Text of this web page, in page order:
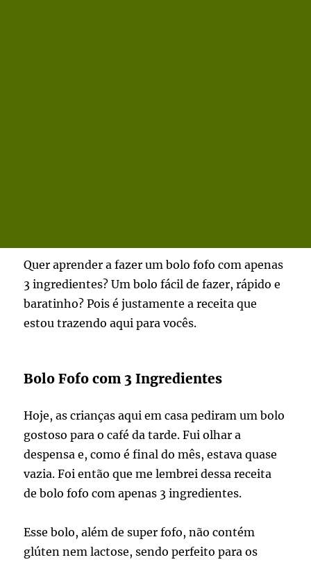
Quer aprender a fazer um bolo fofo com apenas
3 ingredientes? Um bolo fácil de fazer, rápido e
baratinho? Pois é justamente a receita que
estou trazendo aqui para vocês.
Bolo Fofo com 3 Ingredientes
Hoje, as crianças aqui em casa pediram um bolo
gostoso para o café da tarde. Fui olhar a
despensa e, como é final do mês, estava quase
vazia. Foi então que me lembrei dessa receita
de bolo fofo com apenas 3 ingredientes.
Esse bolo, além de super fofo, não contém
glúten nem lactose, sendo perfeito para os